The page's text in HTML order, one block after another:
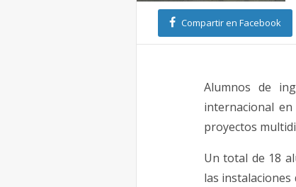
Compartir en Facebook
Alumnos de
internacional
proyectos
Un total de 18
las instalaciones